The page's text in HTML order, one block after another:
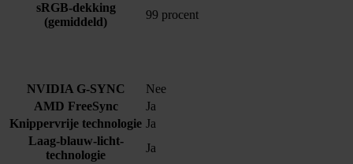
sRGB-dekking
(gemiddeld)
99 procent
NVIDIA G-SYNC
Nee
AMD FreeSync
Ja
Knippervrije technologie Ja
Laag-blauw-licht-
technologie
Ja